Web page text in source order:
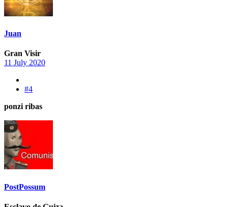
Juan
Gran Visir
11 July 2020
#4
ponzi ribas
PostPossum